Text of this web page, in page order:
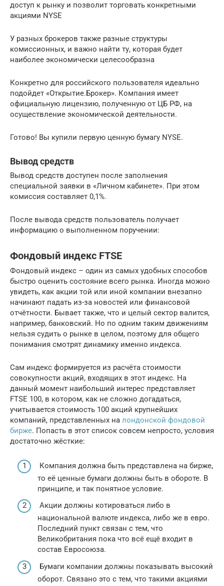
доступ к рынку и позволит торговать конкретными
акциями NYSE
У разных брокеров также разные структуры
комиссионных, и важно найти ту, которая будет
наиболее экономически целесообразна
Конкретно для российского пользователя идеально
подойдет «Открытие.Брокер». Компания имеет
официальную лицензию, полученную от ЦБ РФ, на
осуществление экономической деятельности.
Готово! Вы купили первую ценную бумагу NYSE.
Вывод средств
Вывод средств доступен после заполнения
специальной заявки в «Личном кабинете». При этом
комиссия составляет 0,1%.
После вывода средств пользователь получает
информацию о выполненном поручении:
Фондовый индекс FTSE
Фондовый индекс – один из самых удобных способов
быстро оценить состояние всего рынка. Иногда можно
увидеть, как акции той или иной компании внезапно
начинают падать из-за новостей или финансовой
отчётности. Бывает также, что и целый сектор валится,
например, банковский. Но по одним таким движениям
нельзя судить о рынке в целом, поэтому для общего
понимания смотрят динамику именно индекса.
Сам индекс формируется из расчёта стоимости
совокупности акций, входящих в этот индекс. На
данный момент наибольший интерес представляет
FTSE 100, в котором, как не сложно догадаться,
учитывается стоимость 100 акций крупнейших
компаний, представленных на лондонской фондовой
бирже. Попасть в этот список совсем непросто, условия
достаточно жёсткие:
Компания должна быть представлена на бирже,
то её ценные бумаги должны быть в обороте. В
принципе, и так понятное условие.
Акции должны котироваться либо в
национальной валюте индекса, либо же в евро.
Последний пункт связан с тем, что
Великобритания пока что всё ещё входит в
состав Евросоюза.
Бумаги компании должны показывать высокий
оборот. Связано это с тем, что такими акциями